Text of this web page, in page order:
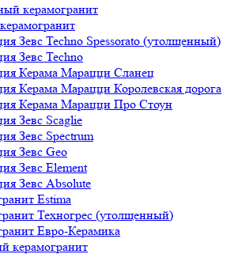
керамогранит
Зевс Techno Spessorato (утолщенный)
Зевс Techno
Керама Марацци Сланец
Керама Марацци Королевская дорога
Керама Марацци Про Стоун
Зевс Scaglie
Зевс Spectrum
Зевс Geo
Зевс Element
Зевс Absolute
Estima
Техногрес (утолщенный)
Евро-Керамика
керамогранит